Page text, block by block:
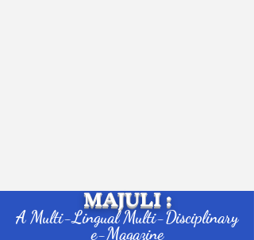
MAJULI :
A Multi-Lingual Multi-Disciplinary
e-Magazine